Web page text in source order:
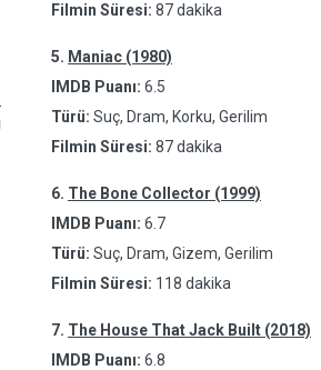
Filmin Süresi: 87 dakika
5. Maniac (1980)
IMDB Puanı: 6.5
Türü: Suç, Dram, Korku, Gerilim
Filmin Süresi: 87 dakika
6. The Bone Collector (1999)
IMDB Puanı: 6.7
Türü: Suç, Dram, Gizem, Gerilim
Filmin Süresi: 118 dakika
7. The House That Jack Built (2018)
IMDB Puanı: 6.8